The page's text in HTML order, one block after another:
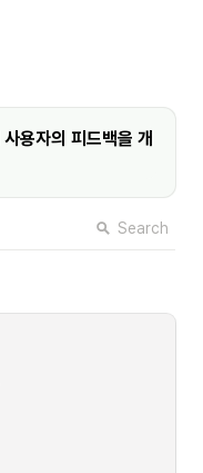
사용자의 피드백을 개
Search